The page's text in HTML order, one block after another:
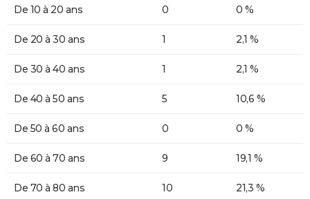
De 10 à 20 ans 0 0 %
De 20 à 30 ans 1 2,1 %
De 30 à 40 ans 1 2,1 %
De 40 à 50 ans 5 10,6 %
De 50 à 60 ans 0 0 %
De 60 à 70 ans 9 19,1 %
De 70 à 80 ans 10 21,3 %